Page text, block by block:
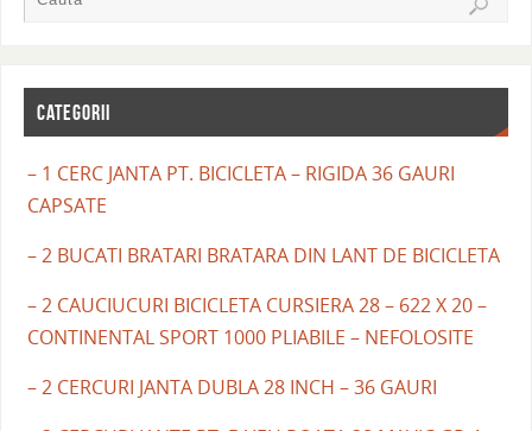
CATEGORII
– 1 CERC JANTA PT. BICICLETA – RIGIDA 36 GAURI
CAPSATE
– 2 BUCATI BRATARI BRATARA DIN LANT DE BICICLETA
– 2 CAUCIUCURI BICICLETA CURSIERA 28 – 622 X 20 –
CONTINENTAL SPORT 1000 PLIABILE – NEFOLOSITE
– 2 CERCURI JANTA DUBLA 28 INCH – 36 GAURI